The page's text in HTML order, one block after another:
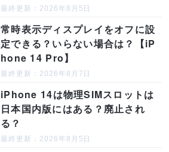
最終更新：2026年8月5日
常時表示ディスプレイをオフに設
定できる？いらない場合は？【iP
hone 14 Pro】
最終更新：2026年8月7日
iPhone 14は物理SIMスロットは
日本国内版にはある？廃止され
る？
最終更新：2026年8月5日